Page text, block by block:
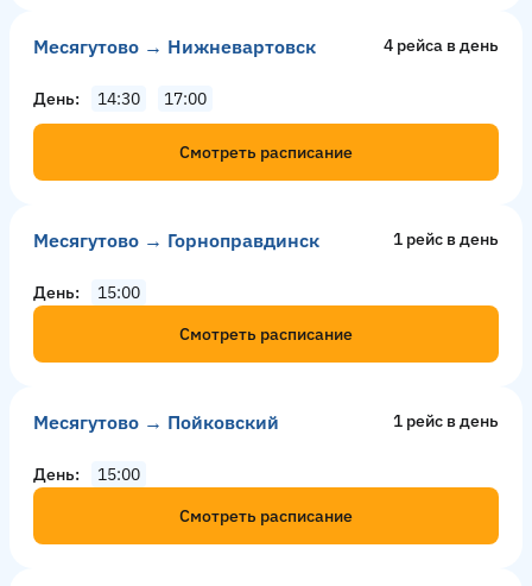
Месягутово → Нижневартовск 4 рейсa в день
День 14:30 17:00
Смотреть расписание
Месягутово → Горноправдинск 1 рейс в день
День
15:00
Смотреть расписание
Месягутово → Пойковский 1 рейс в день
День
15:00
Смотреть расписание